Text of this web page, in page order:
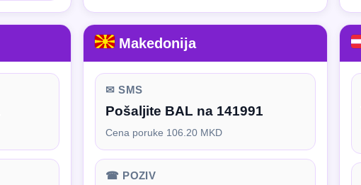
Makedonija
✉ SMS
Pošaljite BAL na 141991
Cena poruke 106.20 MKD
☎ POZIV